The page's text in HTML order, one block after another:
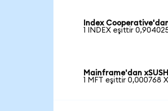
Index
1 INDEX eşittir 0,904025
Mainframe'dan
1 MFT eşittir 0,000768